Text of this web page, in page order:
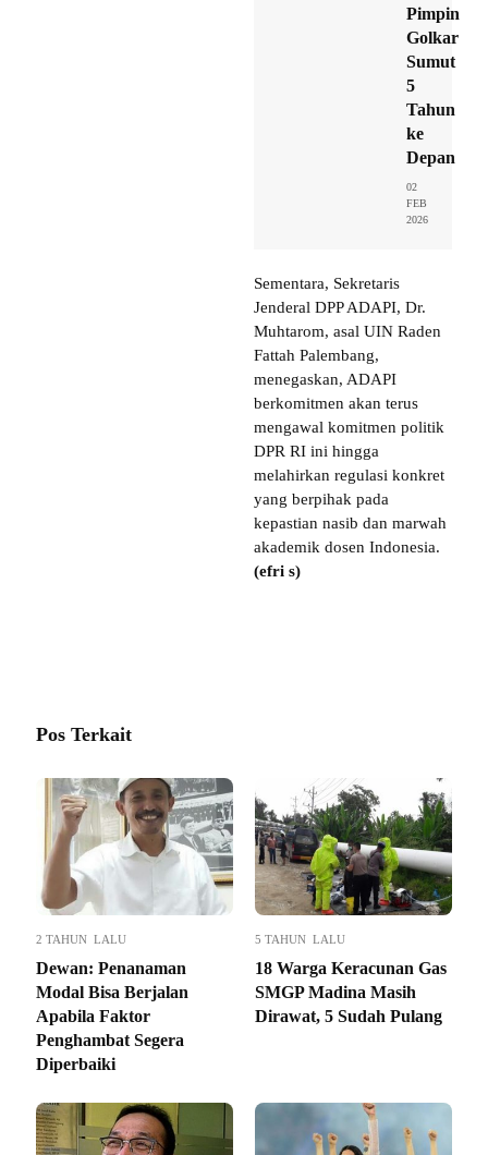
Pimpin
Golkar
Sumut
5
Tahun
ke
Depan
02
FEB
2026
Sementara, Sekretaris
Jenderal DPP ADAPI, Dr.
Muhtarom, asal UIN Raden
Fattah Palembang,
menegaskan, ADAPI
berkomitmen akan terus
mengawal komitmen politik
DPR RI ini hingga
melahirkan regulasi konkret
yang berpihak pada
kepastian nasib dan marwah
akademik dosen Indonesia.
(efri s)
Pos Terkait
2 TAHUN LALU
Dewan: Penanaman
Modal Bisa Berjalan
Apabila Faktor
Penghambat Segera
Diperbaiki
5 TAHUN LALU
18 Warga Keracunan Gas
SMGP Madina Masih
Dirawat, 5 Sudah Pulang